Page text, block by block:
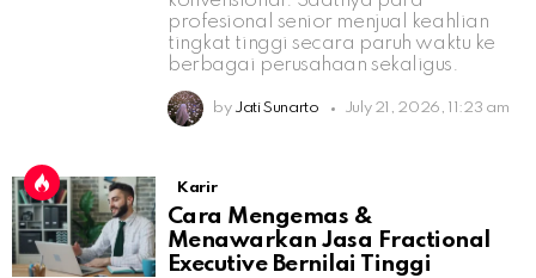
profesional senior menjual keahlian
tingkat tinggi secara paruh waktu ke
berbagai perusahaan sekaligus.
by Jati Sunarto July 21, 2026, 11:23 am
Karir
Cara Mengemas &
Menawarkan Jasa Fractional
Executive Bernilai Tinggi